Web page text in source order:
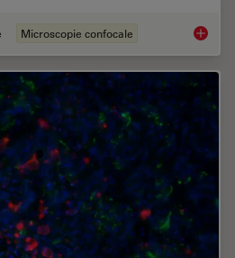
Microscopie confocale